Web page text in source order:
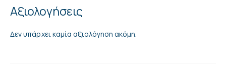
Αξιολογήσεις
Δεν υπάρχει καμία αξιολόγηση ακόμη.